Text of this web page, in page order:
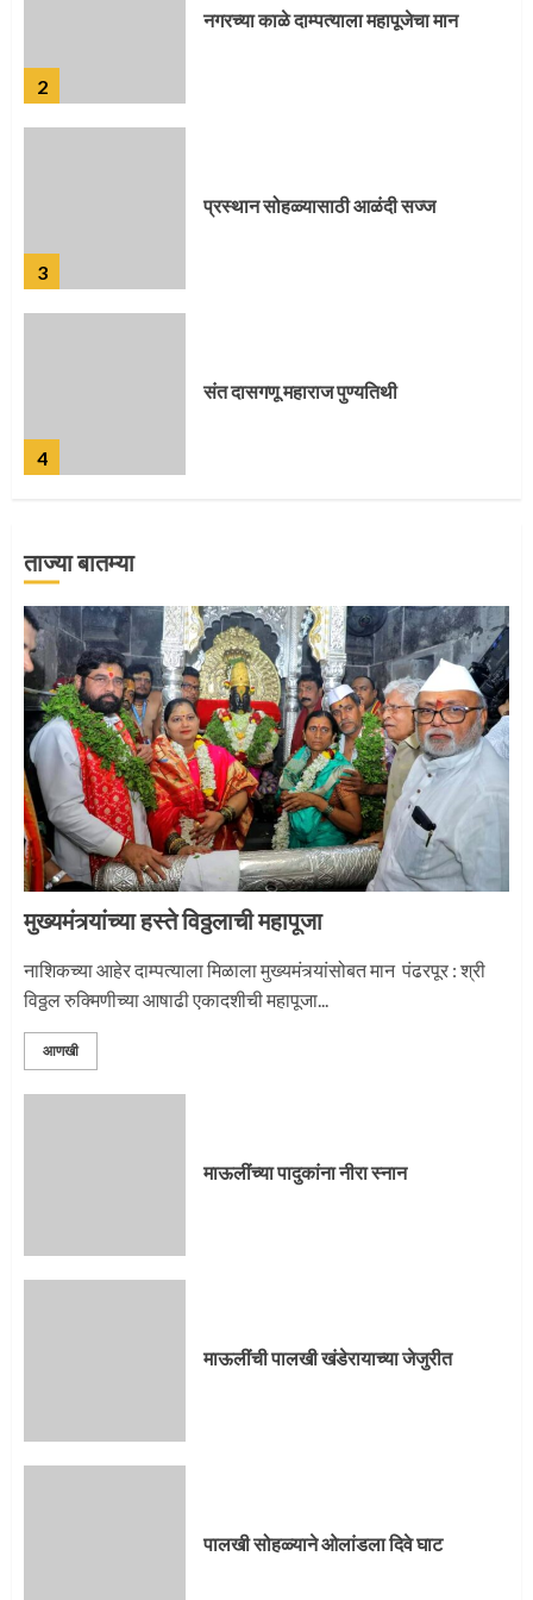
3
प्रस्थान सोहळ्यासाठी आळंदी सज्ज
4
संत दासगणू महाराज पुण्यतिथी
5
जवानाला मिळाला महापूजेचा मान
1
2
नगरच्या काळे दाम्पत्याला महापूजेचा मान
3
ताज्या बातम्या
मुख्यमंत्र्यांच्या हस्ते विठ्ठलाची महापूजा
नाशिकच्या आहेर दाम्पत्याला मिळाला मुख्यमंत्र्यांसोबत मान पंढरपूर : श्री
विठ्ठल रुक्मिणीच्या आषाढी एकादशीची महापूजा...
आणखी
माऊलींच्या पादुकांना नीरा स्नान
माऊलींची पालखी खंडेरायाच्या जेजुरीत
पालखी सोहळ्याने ओलांडला दिवे घाट